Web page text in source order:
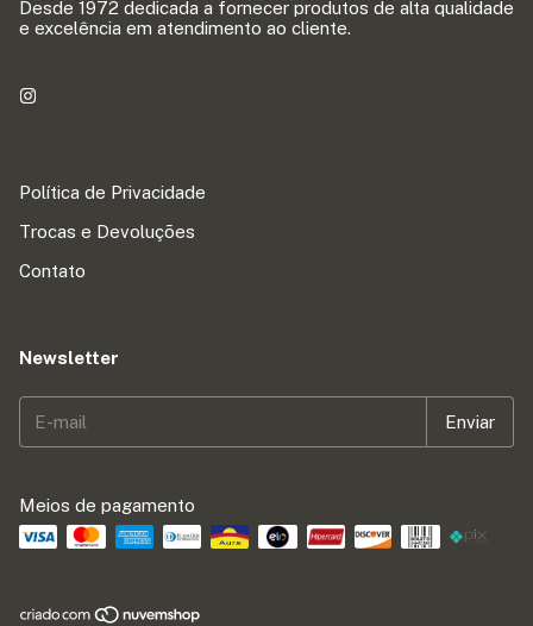
Desde 1972 dedicada a fornecer produtos de alta qualidade
e excelência em atendimento ao cliente.
Política de Privacidade
Trocas e Devoluções
Contato
Newsletter
Meios de pagamento